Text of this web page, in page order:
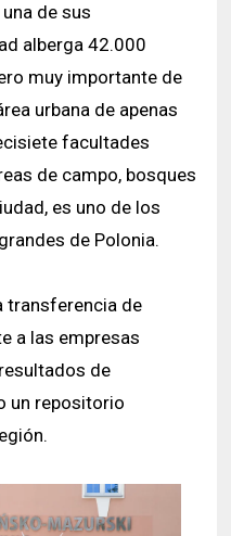
de sus
alberga 42.000
muy importante de
urbana de apenas
facultades
de campo, bosques
es uno de los
de Polonia.
transferencia de
a las empresas
de
un repositorio